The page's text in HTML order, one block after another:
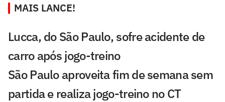
MAIS LANCE!
Lucca, do São Paulo, sofre acidente de
carro após jogo-treino
São Paulo aproveita fim de semana sem
partida e realiza jogo-treino no CT